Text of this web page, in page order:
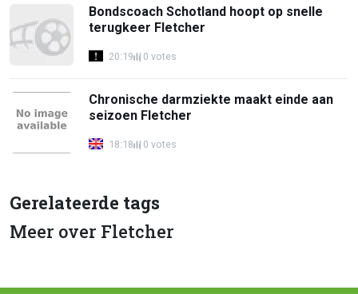
Bondscoach Schotland hoopt op snelle
terugkeer Fletcher
20:19 0 votes
Chronische darmziekte maakt einde aan
seizoen Fletcher
18:18 0 votes
Gerelateerde tags
Meer over Fletcher